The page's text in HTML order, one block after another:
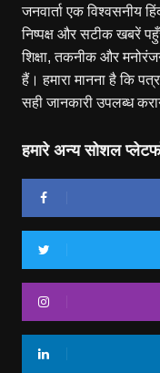
जनवार्ता एक विश्वसनीय
निष्पक्ष और सटीक खबरें
शिक्षा, तकनीक और
हैं। हमारा मानना है कि
सही जानकारी उपलब्ध
हमारे अन्य सोशल